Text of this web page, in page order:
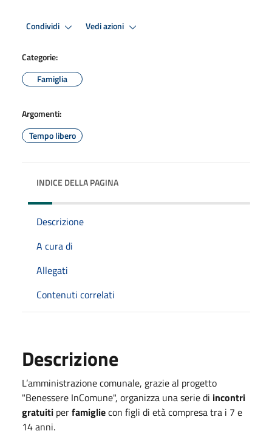
Condividi Vedi azioni
Categorie:
Famiglia
Argomenti:
Tempo libero
INDICE DELLA PAGINA
Descrizione
A cura di
Allegati
Contenuti correlati
Descrizione
L’amministrazione comunale, grazie al progetto
"Benessere InComune", organizza una serie di incontri
gratuiti perfamigliecon figli di età compresa tra i 7 e
14 anni.